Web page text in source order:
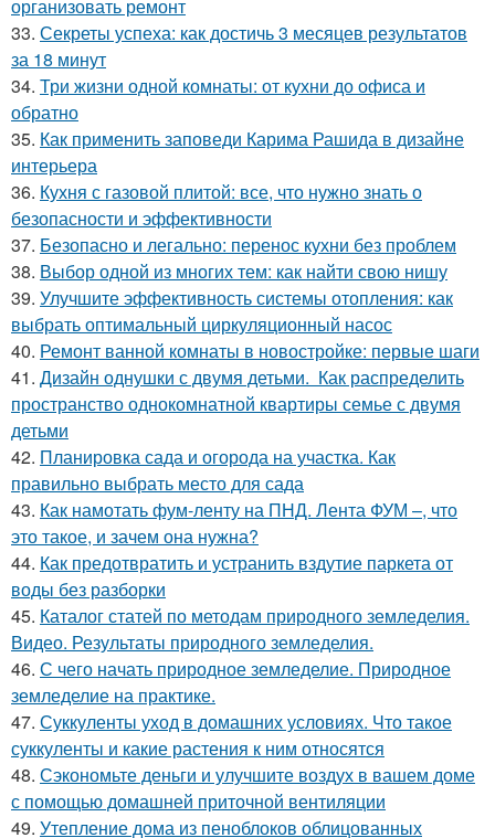
организовать ремонт
33. Секреты успеха: как достичь 3 месяцев результатов
за 18 минут
34. Три жизни одной комнаты: от кухни до офиса и
обратно
35. Как применить заповеди Карима Рашида в дизайне
интерьера
36. Кухня с газовой плитой: все, что нужно знать о
безопасности и эффективности
37. Безопасно и легально: перенос кухни без проблем
38. Выбор одной из многих тем: как найти свою нишу
39. Улучшите эффективность системы отопления: как
выбрать оптимальный циркуляционный насос
40. Ремонт ванной комнаты в новостройке: первые шаги
41. Дизайн однушки с двумя детьми. Как распределить
пространство однокомнатной квартиры семье с двумя
детьми
42. Планировка сада и огорода на участка. Как
правильно выбрать место для сада
43. Как намотать фум-ленту на ПНД. Лента ФУМ –, что
это такое, и зачем она нужна?
44. Как предотвратить и устранить вздутие паркета от
воды без разборки
45. Каталог статей по методам природного земледелия.
Видео. Результаты природного земледелия.
46. С чего начать природное земледелие. Природное
земледелие на практике.
47. Суккуленты уход в домашних условиях. Что такое
суккуленты и какие растения к ним относятся
48. Сэкономьте деньги и улучшите воздух в вашем доме
с помощью домашней приточной вентиляции
49. Утепление дома из пеноблоков облицованных